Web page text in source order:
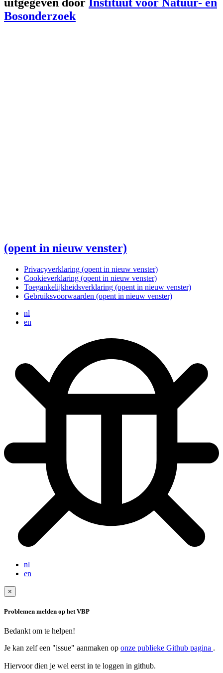
Bosonderzoek
(opent in nieuw venster)
Privacyverklaring (opent in nieuw venster)
Cookieverklaring (opent in nieuw venster)
Toegankelijkheidsverklaring (opent in nieuw venster)
Gebruiksvoorwaarden (opent in nieuw venster)
nl
en
nl
en
×
Problemen melden op het VBP
Bedankt om te helpen!
Je kan zelf een "issue" aanmaken op onze publieke Github pagina .
Hiervoor dien je wel eerst in te loggen in github.